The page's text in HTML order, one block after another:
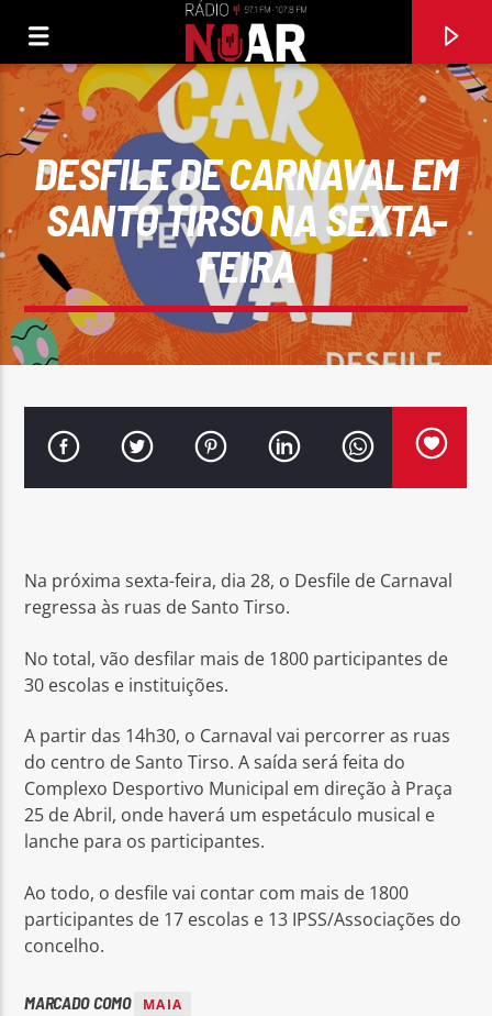
ONDE ESTÁ O MEU AMOR ANTIGO
Rádio No ar
DESFILE DE CARNAVAL EM
SANTO TIRSO NA SEXTA-
FEIRA
Na próxima sexta-feira, dia 28, o Desfile de Carnaval
regressa às ruas de Santo Tirso.
No total, vão desfilar mais de 1800 participantes de
30 escolas e instituições.
A partir das 14h30, o Carnaval vai percorrer as ruas
do centro de Santo Tirso. A saída será feita do
Complexo Desportivo Municipal em direção à Praça
25 de Abril, onde haverá um espetáculo musical e
lanche para os participantes.
Ao todo, o desfile vai contar com mais de 1800
participantes de 17 escolas e 13 IPSS/Associações do
concelho.
MARCADO COMO MAIA